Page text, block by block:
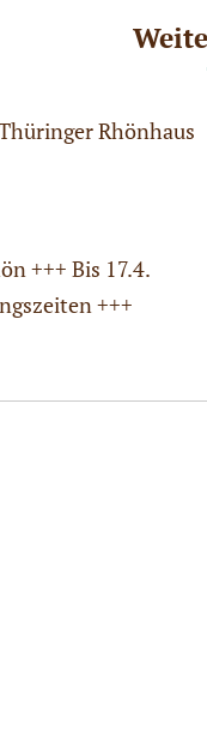
Rhönhaus
+++ Bis 17.4.
+++